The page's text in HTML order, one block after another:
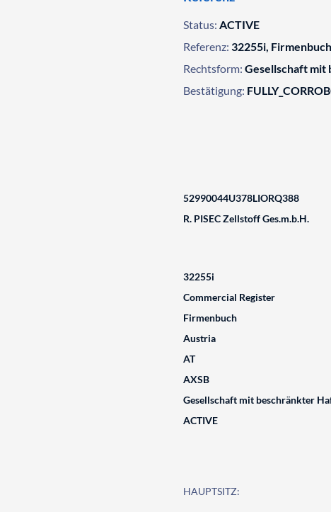
Status: ACTIVE
Referenz: 32255i, Firmenbuch
Rechtsform: Gesellschaft mit
Bestätigung:
52990044U378LIORQ388
R. PISEC Zellstoff Ges.m.b.H.
32255i
Commercial Register
Firmenbuch
Austria
AT
AXSB
Gesellschaft mit beschränkter
ACTIVE
HAUPTSITZ: